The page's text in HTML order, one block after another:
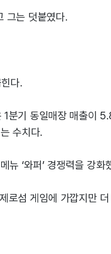
그는 덧붙였다.
다.
분기 동일매장 매출이
수치다.
‘와퍼’ 경쟁력을 강화
로섬 게임에 가깝지만